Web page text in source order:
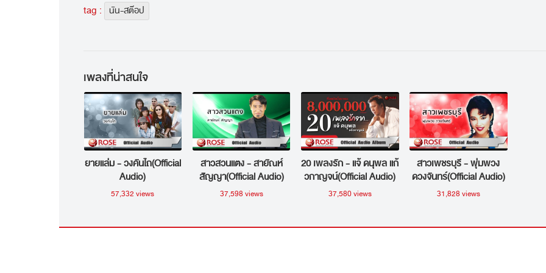
tag : นัน-สต๊อป
เพลงที่น่าสนใจ
ยายแล่ม - วงคันไถ(Official
Audio)
57,332 views
สาวสวนแตง - สายัณห์
สัญญา(Official Audio)
37,598 views
20 เพลงรัก - แจ้ ดนุพล แก้
วกาญจน์(Official Audio)
37,580 views
สาวเพชรบุรี - พุ่มพวง
ดวงจันทร์(Official Audio)
31,828 views